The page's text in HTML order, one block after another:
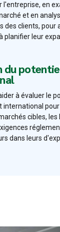
l'entreprise, en
et en
des clients, pour
planifier leur
du
à évaluer le
international
cibles, les
dans leurs